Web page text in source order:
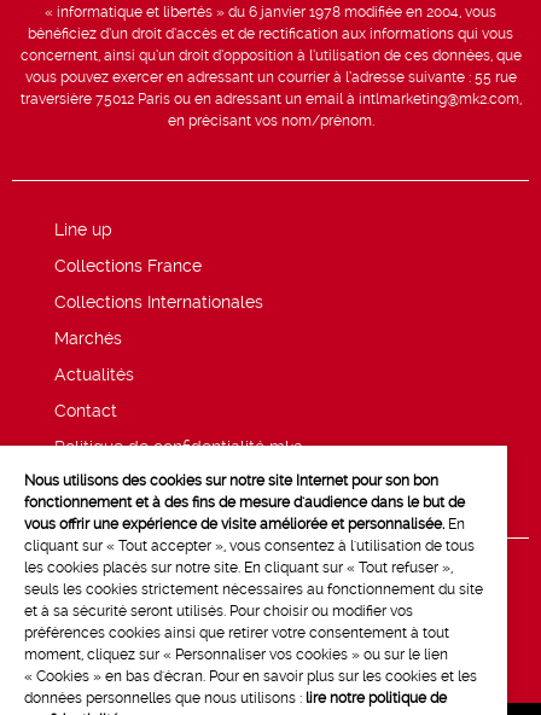
« informatique et libertés » du 6 janvier 1978 modifiée en 2004, vous
bénéficiez d’un droit d’accès et de rectification aux informations qui vous
concernent, ainsi qu’un droit d’opposition à l’utilisation de ces données, que
vous pouvez exercer en adressant un courrier à l’adresse suivante : 55 rue
traversière 75012 Paris ou en adressant un email à intlmarketing@mk2.com,
en précisant vos nom/prénom.
Line up
Collections France
Collections Internationales
Marchés
Actualités
Contact
Politique de confidentialité mk2
Mentions légales
Nous utilisons des cookies sur notre site Internet pour son bon
fonctionnement et à des fins de mesure d'audience dans le but de
vous offrir une expérience de visite améliorée et personnalisée. En
cliquant sur « Tout accepter », vous consentez à l'utilisation de tous
les cookies placés sur notre site. En cliquant sur « Tout refuser »,
seuls les cookies strictement nécessaires au fonctionnement du site
et à sa sécurité seront utilisés. Pour choisir ou modifier vos
préférences cookies ainsi que retirer votre consentement à tout
moment, cliquez sur « Personnaliser vos cookies » ou sur le lien
« Cookies » en bas d'écran. Pour en savoir plus sur les cookies et les
données personnelles que nous utilisons : lire notre politique de